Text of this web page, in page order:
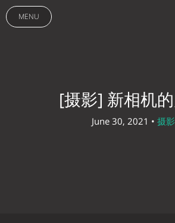
MENU
[摄影] 新相机
June 30, 2021 • 摄影